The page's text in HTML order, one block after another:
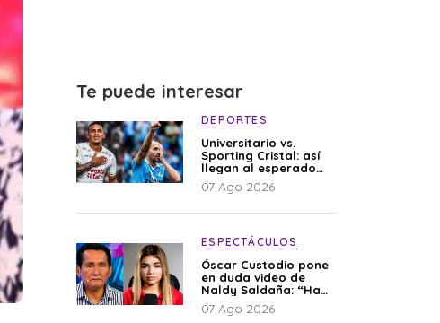
Te puede interesar
DEPORTES
Universitario vs.
Sporting Cristal: así
llegan al esperado
duelo
07 Ago 2026
ESPECTÁCULOS
Óscar Custodio pone
en duda video de
Naldy Saldaña: “Hay
cosas que de repente
se han editado”
07 Ago 2026